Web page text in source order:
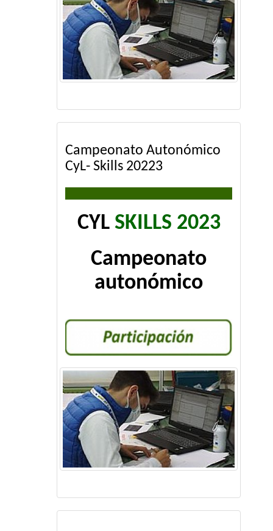
Campeonato Autonómico
CyL- Skills 20223
CYL SKILLS 2023
Campeonato
autonómico